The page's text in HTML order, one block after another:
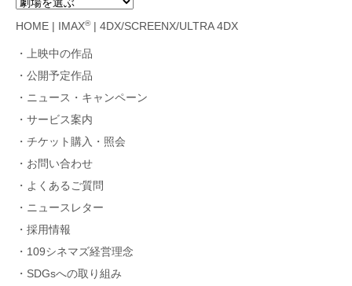
HOME IMAX®| 4DX/SCREENX/ULTRA 4DX
上映中の作品
公開予定作品
ニュース・キャンペーン
サービス案内
チケット購入・照会
お問い合わせ
よくあるご質問
ニュースレター
採用情報
109シネマズ経営理念
SDGsへの取り組み